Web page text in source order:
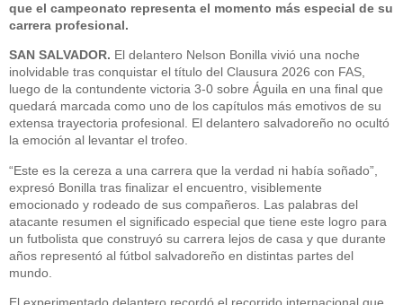
que el campeonato representa el momento más especial de su
carrera profesional.
SAN SALVADOR. El delantero Nelson Bonilla vivió una noche
inolvidable tras conquistar el título del Clausura 2026 con FAS,
luego de la contundente victoria 3-0 sobre Águila en una final que
quedará marcada como uno de los capítulos más emotivos de su
extensa trayectoria profesional. El delantero salvadoreño no ocultó
la emoción al levantar el trofeo.
“Este es la cereza a una carrera que la verdad ni había soñado”,
expresó Bonilla tras finalizar el encuentro, visiblemente
emocionado y rodeado de sus compañeros. Las palabras del
atacante resumen el significado especial que tiene este logro para
un futbolista que construyó su carrera lejos de casa y que durante
años representó al fútbol salvadoreño en distintas partes del
mundo.